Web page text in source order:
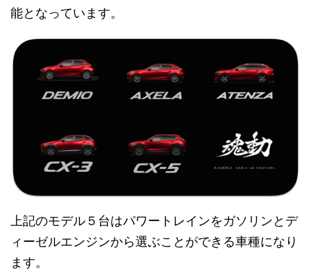
能となっています。
上記のモデル５台はパワートレインをガソリンとデ
ィーゼルエンジンから選ぶことができる車種になり
ます。